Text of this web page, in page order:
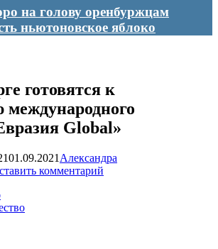
на голову оренбуржцам
ньютоновское яблоко
готовятся к
Global»
01.09.2021 Александра
комментарий